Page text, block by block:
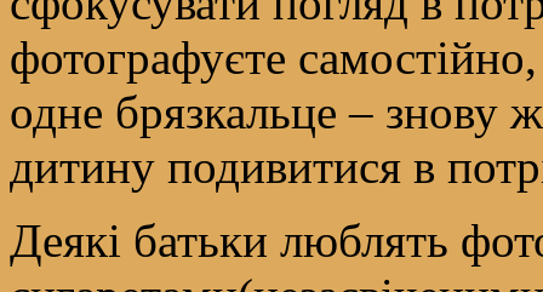
фотографуєте
одне брязкальце – знову
дитину подивитися в
Деякі батьки люблять